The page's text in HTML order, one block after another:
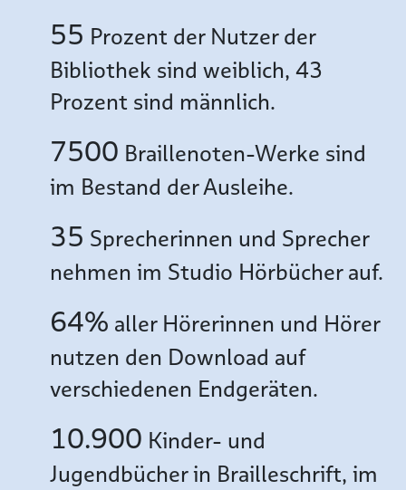
55 Prozent der Nutzer der
Bibliothek sind weiblich, 43
Prozent sind männlich.
7500 Braillenoten-Werke sind
im Bestand der Ausleihe.
35 Sprecherinnen und Sprecher
nehmen im Studio Hörbücher auf.
64% aller Hörerinnen und Hörer
nutzen den Download auf
verschiedenen Endgeräten.
10.900 Kinder- und
Jugendbücher in Brailleschrift, im